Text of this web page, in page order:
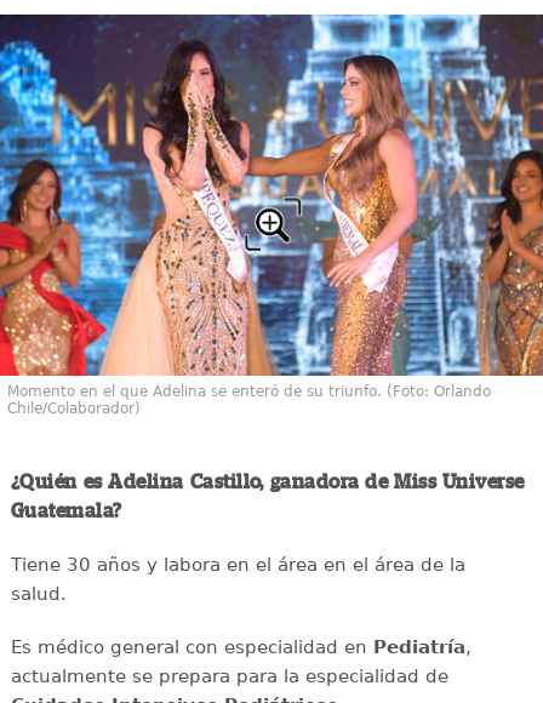
Momento en el que Adelina se enteró de su triunfo. (Foto: Orlando
Chile/Colaborador)
¿Quién es Adelina Castillo, ganadora de Miss Universe
Guatemala?
Tiene 30 años y labora en el área en el área de la
salud.
Es médico general con especialidad en Pediatría,
actualmente se prepara para la especialidad de